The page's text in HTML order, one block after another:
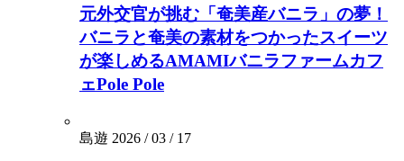
元外交官が挑む「奄美産バニラ」の夢！
バニラと奄美の素材をつかったスイーツ
が楽しめるAMAMIバニラファームカフ
ェPole Pole
島遊 2026 / 03 / 17